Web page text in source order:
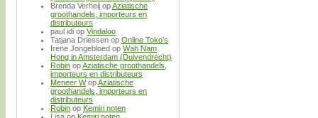
Brenda Verheij opAziatische
groothandels, importeurs en
distributeurs
paul idi op Vindaloo
Tatjana Driessen op Online Toko’s
Irene Jongebloed op Wah Nam
Hong in Amsterdam (Duivendrecht)
Robin opAziatische groothandels,
importeurs en distributeurs
Meneer WopAziatische
groothandels, importeurs en
distributeurs
Robin op Kemiri noten